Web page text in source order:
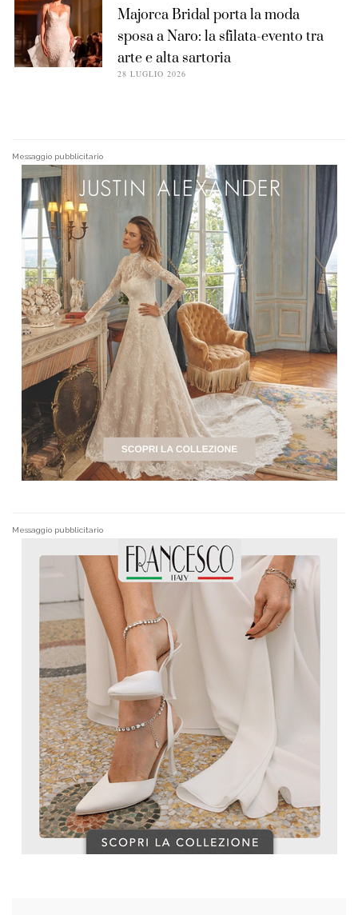
Majorca Bridal porta la moda
sposa a Naro: la sfilata-evento tra
arte e alta sartoria
28 LUGLIO 2026
Messaggio pubblicitario
Messaggio pubblicitario